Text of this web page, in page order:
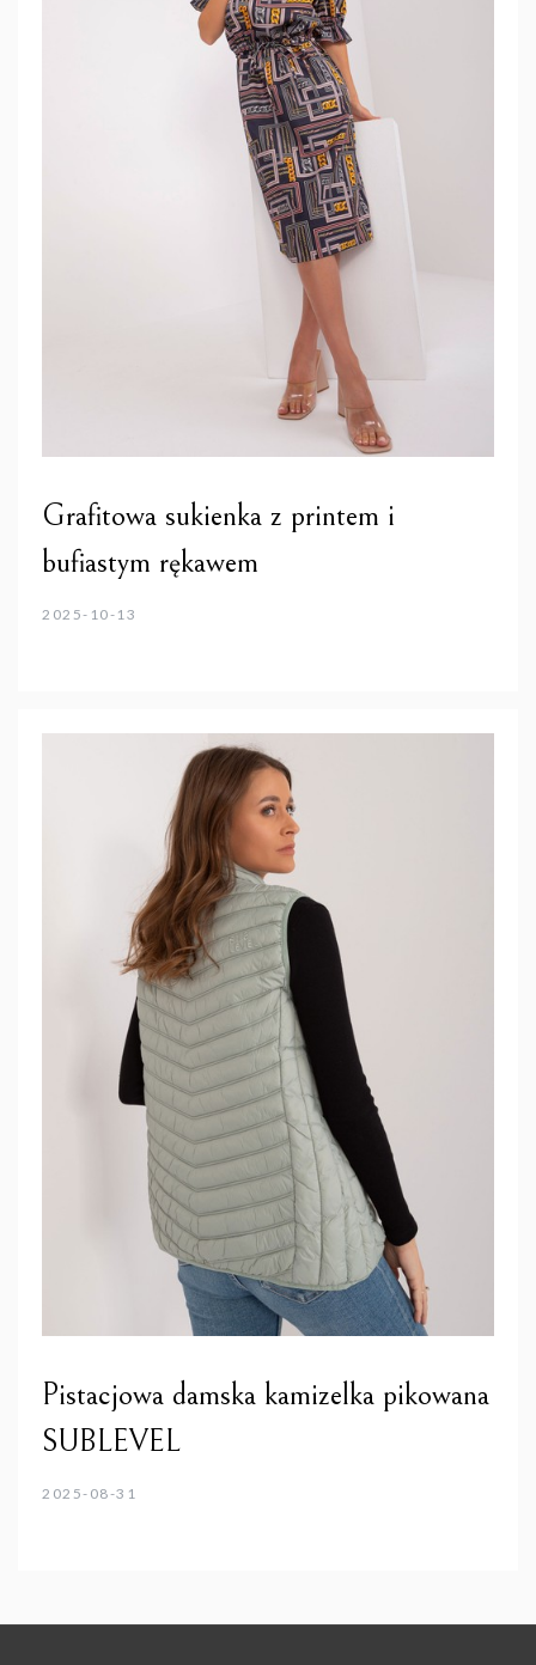
Grafitowa sukienka z printem i
bufiastym rękawem
2025-10-13
Pistacjowa damska kamizelka pikowana
SUBLEVEL
2025-08-31